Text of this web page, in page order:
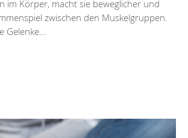
im Körper, macht sie beweglicher und
zwischen den Muskelgruppen.
Gelenke...